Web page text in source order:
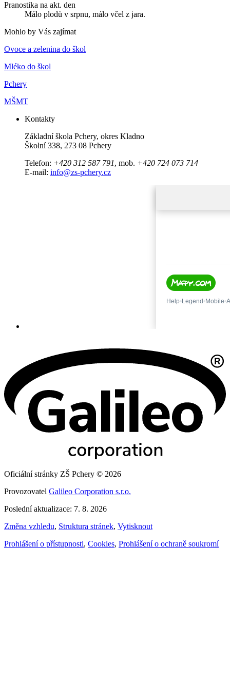
Pranostika na akt. den
Málo plodů v srpnu, málo včel z jara.
Mohlo by Vás zajímat
Ovoce a zelenina do škol
Mléko do škol
Pchery
MŠMT
Kontakty
Základní škola Pchery, okres Kladno
Školní 338, 273 08 Pchery
Telefon: +420 312 587 791, mob. +420 724 073 714
E-mail: info@zs-pchery.cz
Oficiální stránky ZŠ Pchery © 2026
Provozovatel Galileo Corporation s.r.o.
Poslední aktualizace: 7. 8. 2026
Změna vzhledu, Struktura stránek, Vytisknout
Prohlášení o přístupnosti, Cookies, Prohlášení o ochraně soukromí